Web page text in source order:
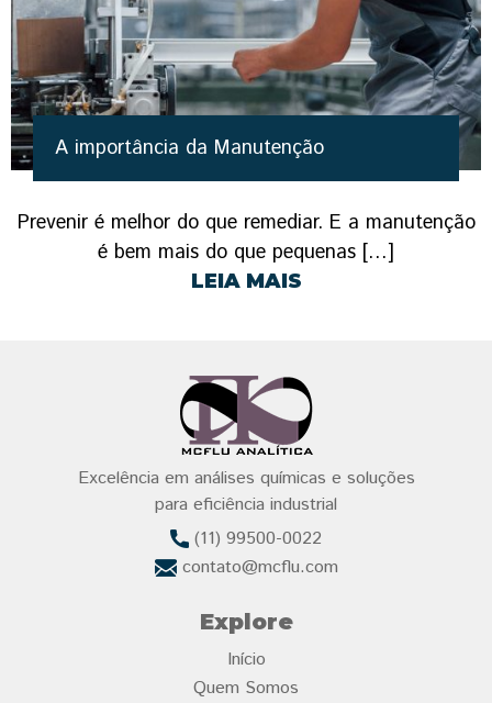
A importância da Manutenção
Prevenir é melhor do que remediar. E a manutenção
é bem mais do que pequenas […]
LEIA MAIS
Excelência em análises químicas e soluções
para eficiência industrial
(11) 99500-0022
contato@mcflu.com
Explore
Início
Quem Somos